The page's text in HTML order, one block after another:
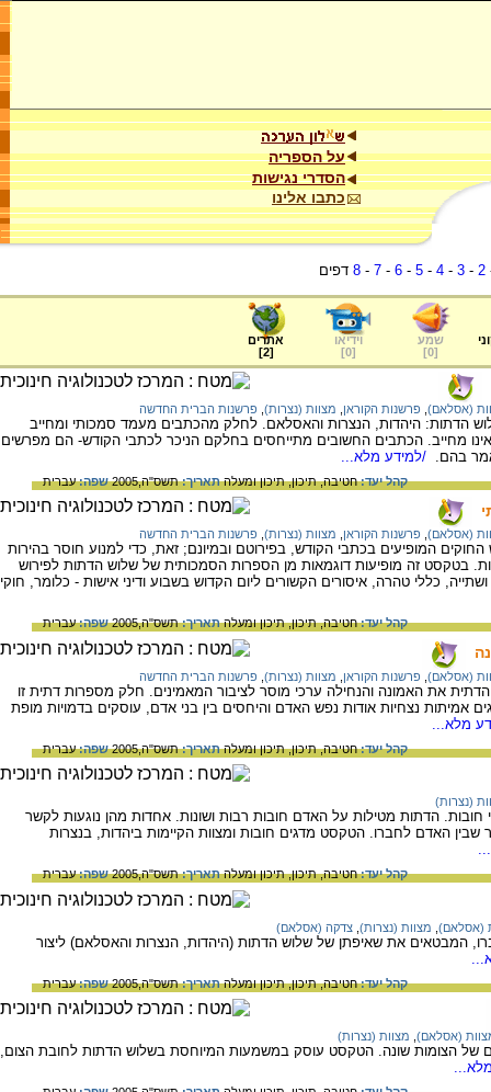
על הספריה
הסדרי נגישות
כתבו אלינו
2
-
3
-
4
-
5
-
6
-
7
-
8 דפים
שמע
[
0
]
וידיאו
[
0
]
אתרים
[
2
]
(אסלאם) פרשנות הקוראן מצוות (נצרות) פרשנות הברית החדשה
הדתות: היהדות, הנצרות והאסלאם. לחלק מהכתבים מעמד סמכותי ומחייב
מחייב. הכתבים החשובים מתייחסים בחלקם הניכר לכתבי הקודש- הם מפרשים
בהם. /למידע מלא...
קהל יעד:חטיבה,תיכון,תיכון ומעלהתאריך:תשס"ה,2005 שפה:עברית
(אסלאם) פרשנות הקוראן מצוות (נצרות) פרשנות הברית החדשה
המופיעים בכתבי הקודש, בפירוטם ובמיונם; זאת, כדי למנוע חוסר בהירות
בטקסט זה מופיעות דוגמאות מן הספרות הסמכותית של שלוש הדתות לפירוש
כללי טהרה, איסורים הקשורים ליום הקדוש בשבוע ודיני אישות - כלומר, חוקי
קהל יעד:חטיבה,תיכון,תיכון ומעלהתאריך:תשס"ה,2005 שפה:עברית
(אסלאם) פרשנות הקוראן מצוות (נצרות) פרשנות הברית החדשה
את האמונה והנחילה ערכי מוסר לציבור המאמינים. חלק מספרות דתית זו
אמיתות נצחיות אודות נפש האדם והיחסים בין בני אדם, עוסקים בדמויות מופת
מלא...
קהל יעד:חטיבה,תיכון,תיכון ומעלהתאריך:תשס"ה,2005 שפה:עברית
(נצרות)
חובות. הדתות מטילות על האדם חובות רבות ושונות. אחדות מהן נוגעות לקשר
שבין האדם לחברו. הטקסט מדגים חובות ומצוות הקיימות ביהדות, בנצרות
קהל יעד:חטיבה,תיכון,תיכון ומעלהתאריך:תשס"ה,2005 שפה:עברית
(אסלאם) מצוות (נצרות) צדקה (אסלאם)
המבטאים את שאיפתן של שלוש הדתות (היהדות, הנצרות והאסלאם) ליצור
קהל יעד:חטיבה,תיכון,תיכון ומעלהתאריך:תשס"ה,2005 שפה:עברית
(אסלאם) מצוות (נצרות)
של הצומות שונה. הטקסט עוסק במשמעות המיוחסת בשלוש הדתות לחובת הצום,